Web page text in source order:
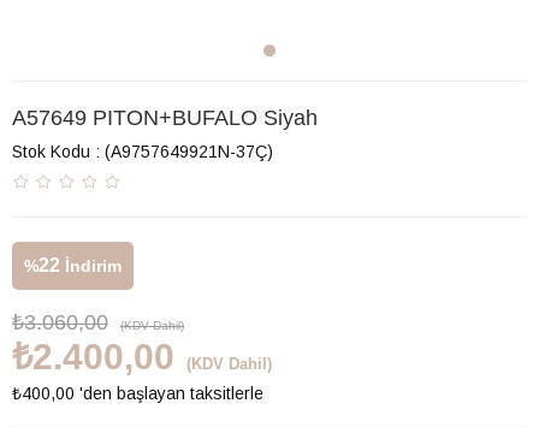
A57649 PITON+BUFALO Siyah
Stok Kodu (A9757649921N-37Ç)
%22 İndirim
₺3.060,00 (KDV Dahil)
₺2.400,00 (KDV Dahil)
₺400,00 'den başlayan taksitlerle